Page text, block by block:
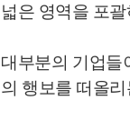
넓은 영역을 포
대부분의 기업들
의 행보를 떠올